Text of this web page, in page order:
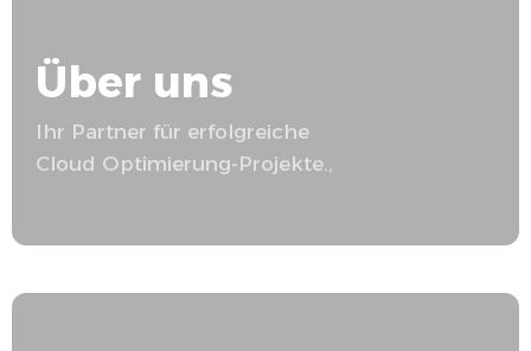
Über uns
Ihr Partner für erfolgreiche
Cloud Optimierung-Projekte.,